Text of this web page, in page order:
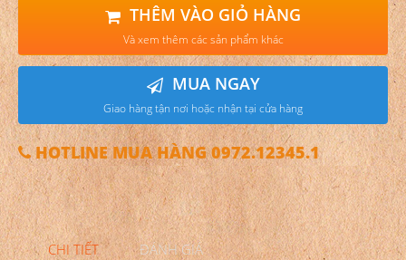
THÊM VÀO GIỎ HÀNG
Và xem thêm các sản phẩm khác
MUA NGAY
Giao hàng tận nơi hoặc nhận tại cửa hàng
HOTLINE MUA HÀNG 0972.12345.1
CHI TIẾT ĐÁNH GIÁ